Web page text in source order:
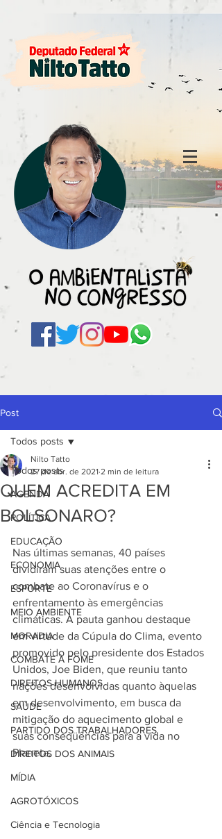
Post
Todos posts
AGENDA
POLÍTICA
EDUCAÇÃO
ECONOMIA
ESPORTE
MEIO AMBIENTE
MORADIA
COMBATE À FOME
DIREITOS HUMANOS
SAÚDE
PARTIDO DOS TRABALHADORES
DIREITOS DOS ANIMAIS
MÍDIA
AGROTÓXICOS
Ciência e Tecnologia
Todos posts
QUEM ACREDITA EM
BOLSONARO?
Nilto Tatto
27 de abr. de 2021 2 min de leitura
Nas últimas semanas, 40 países
dividiram suas atenções entre o
combate ao Coronavírus e o
enfrentamento às emergências
climáticas. A pauta ganhou destaque
em virtude da Cúpula do Clima, evento
promovido pelo presidente dos Estados
Unidos, Joe Biden, que reuniu tanto
nações desenvolvidas quanto àquelas
em desenvolvimento, em busca da
mitigação do aquecimento global e
suas conseqüências para a vida no
Planeta.